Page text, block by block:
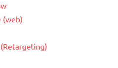
(web)